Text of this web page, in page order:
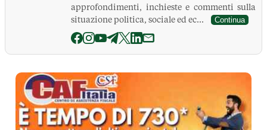
approfondimenti, inchieste e commenti sulla
situazione politica, sociale ed ec...
Continua
La Pressa